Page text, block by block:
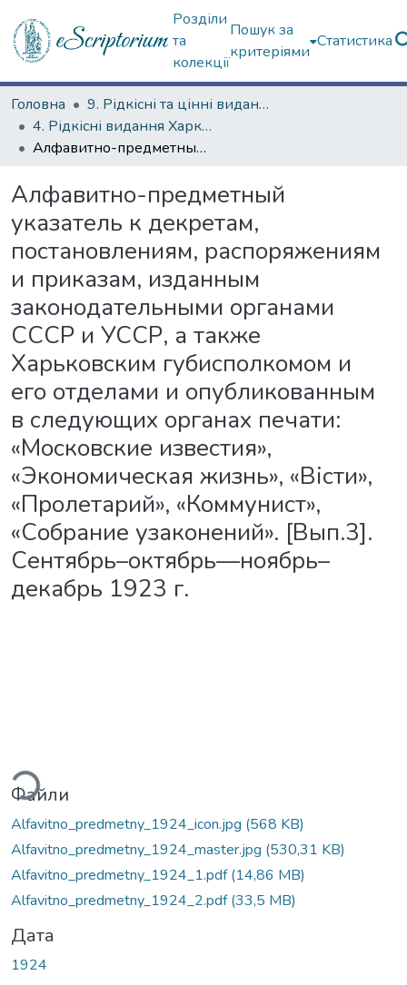
Розділи
та
колекції
Пошук за
критеріями
Статистика
Головна
9. Рідкісні та цінні видання
4. Рідкісні видання Харкова ХХ ст.
Алфавитно-предметный указатель к декретам, постановлениям, распоряжениям и приказам, изданным законодательными органами СССР и УССР, а также Харьковским губисполкомом и его отделами и опубликованным в следующих органах печати: «Московские известия», «Экономическая жизнь», «Вісти», «Пролетарий», «Коммунист», «Собрание узаконений». [Вып.3]. Сентябрь–октябрь—ноябрь–декабрь 1923 г.
Алфавитно-предметный
указатель к декретам,
постановлениям, распоряжениям
и приказам, изданным
законодательными органами
СССР и УССР, а также
Харьковским губисполкомом и
его отделами и опубликованным
в следующих органах печати:
«Московские известия»,
«Экономическая жизнь», «Вісти»,
«Пролетарий», «Коммунист»,
«Собрание узаконений». [Вып.3].
Сентябрь–октябрь—ноябрь–
декабрь 1923 г.
Вантажиться...
Файли
Alfavitno_predmetny_1924_icon.jpg (568 KB)
Alfavitno_predmetny_1924_master.jpg (530,31 KB)
Alfavitno_predmetny_1924_1.pdf(14,86 MB)
Alfavitno_predmetny_1924_2.pdf(33,5 MB)
Дата
1924